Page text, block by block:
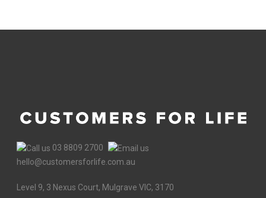
03 8809 2700
hello@customersforlife.com.au
Level 9, 3 Nexus Court, Mulgrave VIC, 3170